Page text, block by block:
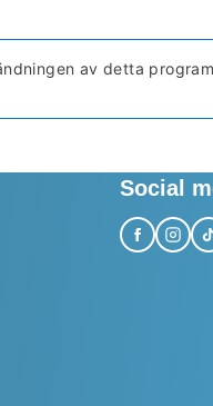
av detta
Social